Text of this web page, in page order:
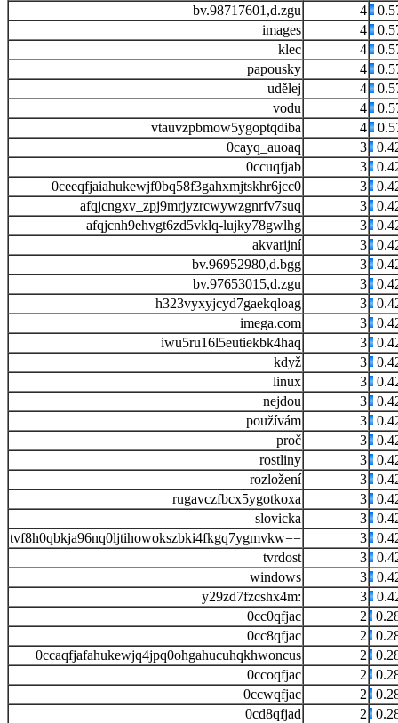
bv.98717601,d.zgu
4
images
4
klec
4
papousky
4
udělej
4
vodu
4
vtauvzpbmow5ygoptqdiba
4
0cayq_auoaq
3
0ccuqfjab
3
0ceeqfjaiahukewjf0bq58f3gahxmjtskhr6jcc0
3
afqjcngxv_zpj9mrjyzrcwywzgnrfv7suq
3
afqjcnh9ehvgt6zd5vklq-lujky78gwlhg
3
akvarijní
3
bv.96952980,d.bgg
3
bv.97653015,d.zgu
3
h323vyxyjcyd7gaekqloag
3
imega.com
3
iwu5ru16l5eutiekbk4haq
3
když
3
linux
3
nejdou
3
používám
3
proč
3
rostliny
3
rozložení
3
rugavczfbcx5ygotkoxa
3
slovicka
3
tvf8h0qbkja96nq0ljtihowokszbki4fkgq7ygmvkw==
3
tvrdost
3
windows
3
y29zd7fzcshx4m:
3
0cc0qfjac
2
0cc8qfjac
2
0ccaqfjafahukewjq4jpq0ohgahucuhqkhwoncus
2
0ccoqfjac
2
0ccwqfjac
2
0cd8qfjad
2